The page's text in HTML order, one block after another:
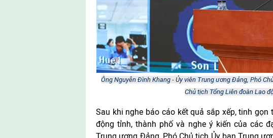
Ông Nguyễn Đình Khang - Ủy viên Trung ương Đảng, Phó
Chủ tịch Tổng Liên đoàn Lao
Sau khi nghe báo cáo kết quả sắp xếp, tinh
động tỉnh, thành phố và nghe ý kiến của các